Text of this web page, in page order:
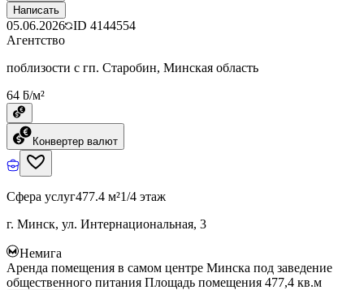
Написать
05.06.2026 ID 4144554
Агентство
поблизости с гп. Старобин, Минская область
64 ƃ/м²
Конвертер валют
Сфера услуг477.4 м²1/4 этаж
г. Минск, ул. Интернациональная, 3
Немига
Аренда помещения в самом центре Минска под заведение
общественного питания Площадь помещения 477,4 кв.м